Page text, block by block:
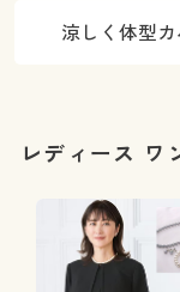
涼しく体型カ
レディース ワ